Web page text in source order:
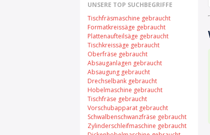
UNSERE TOP SUCHBEGRIFFE
Tischfräsmaschine gebraucht
Formatkreissäge gebraucht
Plattenaufteilsäge gebraucht
Tischkreissäge gebraucht
Oberfräse gebraucht
Absauganlagen gebraucht
Absaugung gebraucht
Drechselbank gebraucht
Hobelmaschine gebraucht
Tischfräse gebraucht
Vorschubapparat gebraucht
Schwalbenschwanzfräse gebraucht
Zylinderschleifmaschine gebraucht